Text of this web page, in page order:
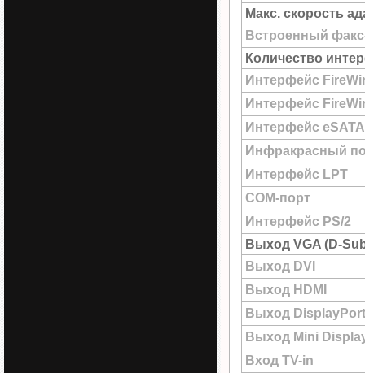
Макс. скорость
Встроенный
Количество
Интерфейс
Интерфейс
Интерфейс eSATA
Инфракрасный
Интерфейс LPT
COM-порт
Интерфейс PS/2
Выход VGA (D-
Выход DVI
Выход HDMI
Выход DisplayPort
Выход Mini
Вход TV-in